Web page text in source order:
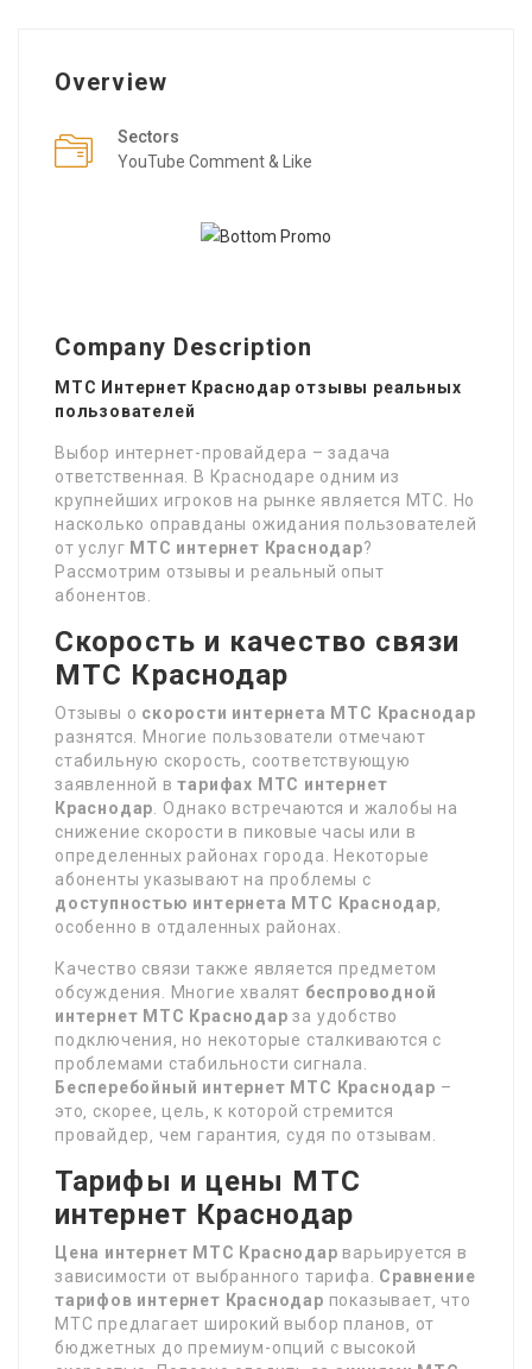
Overview
Sectors
YouTube Comment & Like
Company Description
МТС Интернет Краснодар отзывы реальных
пользователей
Выбор интернет-провайдера – задача
ответственная. В Краснодаре одним из
крупнейших игроков на рынке является МТС. Но
насколько оправданы ожидания пользователей
от услуг МТС интернет Краснодар?
Рассмотрим отзывы и реальный опыт
абонентов.
Скорость и качество связи
МТС Краснодар
Отзывы о скорости интернета МТС Краснодар
разнятся. Многие пользователи отмечают
стабильную скорость‚ соответствующую
заявленной втарифах МТС интернет
Краснодар . Однако встречаются и жалобы на
снижение скорости в пиковые часы или в
определенных районах города. Некоторые
абоненты указывают на проблемы с
доступностью интернета МТС Краснодар
особенно в отдаленных районах.
Качество связи также является предметом
обсуждения. Многие хвалят беспроводной
интернет МТС Краснодар за удобство
подключения‚ но некоторые сталкиваются с
проблемами стабильности сигнала.
Бесперебойный интернет МТС Краснодар –
это‚ скорее‚ цель‚ к которой стремится
провайдер‚ чем гарантия‚ судя по отзывам.
Тарифы и цены МТС
интернет Краснодар
Цена интернет МТС Краснодар варьируется в
зависимости от выбранного тарифа. Сравнение
тарифов интернет Краснодар показывает‚ что
МТС предлагает широкий выбор планов‚ от
бюджетных до премиум-опций с высокой